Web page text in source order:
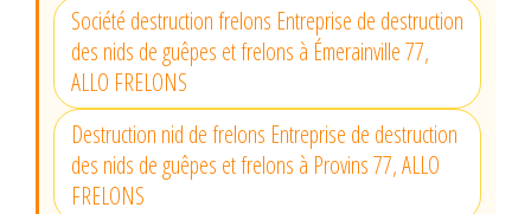
Société destruction frelons Entreprise de destruction
des nids de guêpes et frelons à Émerainville 77,
ALLO FRELONS
Destruction nid de frelons Entreprise de destruction
des nids de guêpes et frelons à Provins 77, ALLO
FRELONS